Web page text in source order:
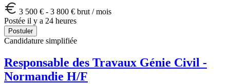
3 500 € - 3 800 € brut / mois
Postée il y a 24 heures
Postuler
Candidature simplifiée
Responsable des Travaux Génie Civil -
Normandie H/F